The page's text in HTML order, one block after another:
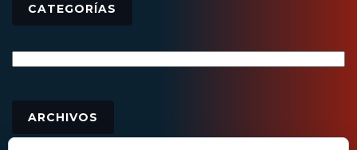
CATEGORÍAS
ARCHIVOS